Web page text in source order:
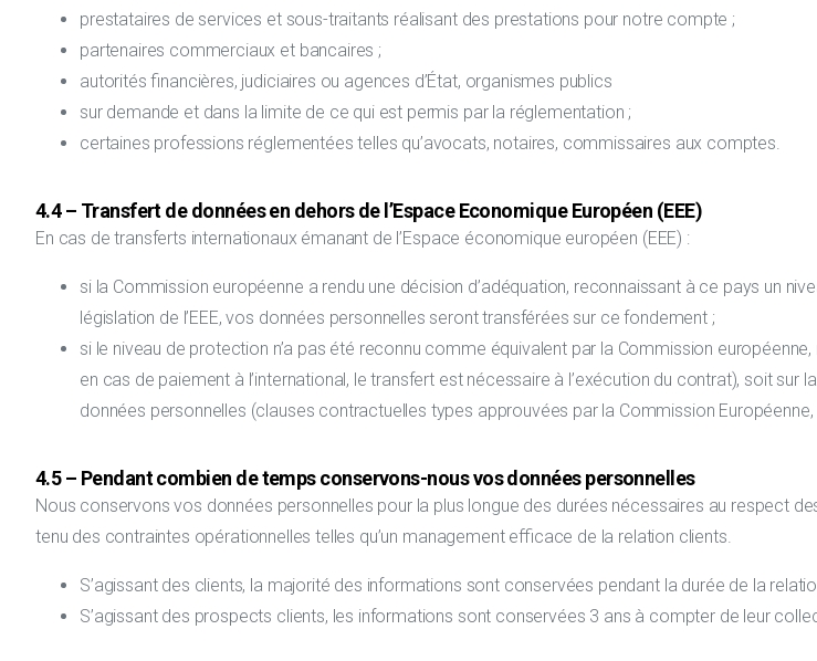
prestataires de services et sous-traitants réalisant des prestations pour notre compte ;
partenaires commerciaux et bancaires ;
autorités financières, judiciaires ou agences d’État, organismes publics
sur demande et dans la limite de ce qui est permis par la réglementation ;
certaines professions réglementées telles qu’avocats, notaires, commissaires aux comptes.
4.4 – Transfert de données en dehors de l’Espace Economique Européen (EEE)
En cas de transferts internationaux émanant de l’Espace économique européen (EEE) :
si la Commission européenne a rendu une décision d’adéquation, reconnaissant à ce pays un
législation de l’EEE, vos données personnelles seront transférées sur ce fondement ;
si le niveau de protection n’a pas été reconnu comme équivalent par la Commission
en cas de paiement à l’international, le transfert est nécessaire à l’exécution du contrat), soit
données personnelles (clauses contractuelles types approuvées par la Commission Européenne,
4.5 – Pendant combien de temps conservons-nous vos données personnelles
Nous conservons vos données personnelles pour la plus longue des durées nécessaires au respect
tenu des contraintes opérationnelles telles qu’un management efficace de la relation clients.
S’agissant des clients, la majorité des informations sont conservées pendant la durée de la
S’agissant des prospects clients, les informations sont conservées 3 ans à compter de leur